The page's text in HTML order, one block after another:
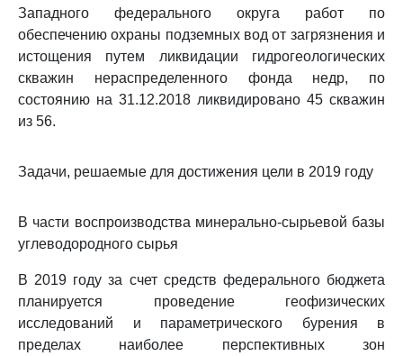
Западного федерального округа работ по
обеспечению охраны подземных вод от загрязнения и
истощения путем ликвидации гидрогеологических
скважин нераспределенного фонда недр, по
состоянию на 31.12.2018 ликвидировано 45 скважин
из 56.
Задачи, решаемые для достижения цели в 2019 году
В части воспроизводства минерально-сырьевой базы
углеводородного сырья
В 2019 году за счет средств федерального бюджета
планируется проведение геофизических
исследований и параметрического бурения в
пределах наиболее перспективных зон